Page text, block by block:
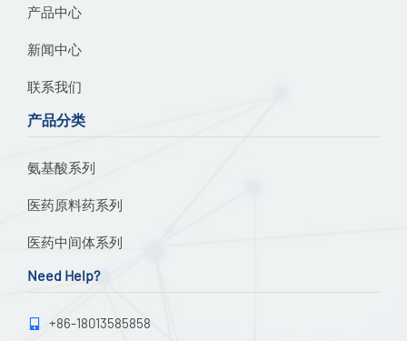
产品中心
新闻中心
联系我们
产品分类
氨基酸系列
医药原料药系列
医药中间体系列
Need Help?
 +86-18013585858